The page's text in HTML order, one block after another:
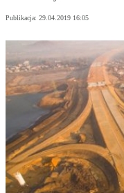
Publikacja: 29.04.2019 16:05